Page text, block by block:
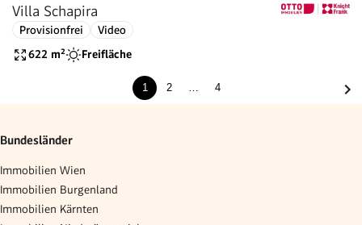
Villa Schapira
Provisionfrei
Video
622 m² Freifläche
1 2 4
Bundesländer
Immobilien Wien
Immobilien Burgenland
Immobilien Kärnten